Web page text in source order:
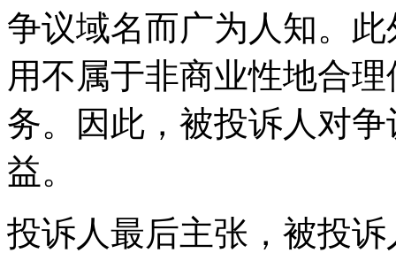
争议域名而广为人知。
用不属于非商业性地合
务。因此，被投诉人对
益。
投诉人最后主张，被投